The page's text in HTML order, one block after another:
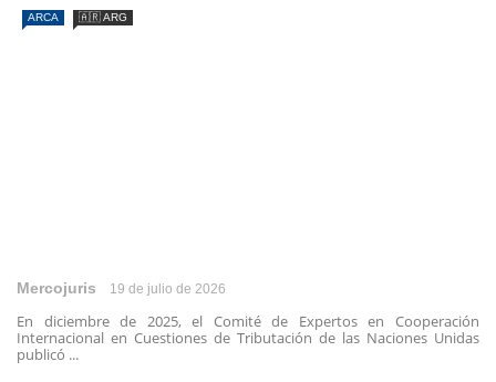
ARCA 🇦🇷 ARG
Mercojuris 19 de julio de 2026
En diciembre de 2025, el Comité de Expertos en Cooperación
Internacional en Cuestiones de Tributación de las Naciones Unidas
publicó ...